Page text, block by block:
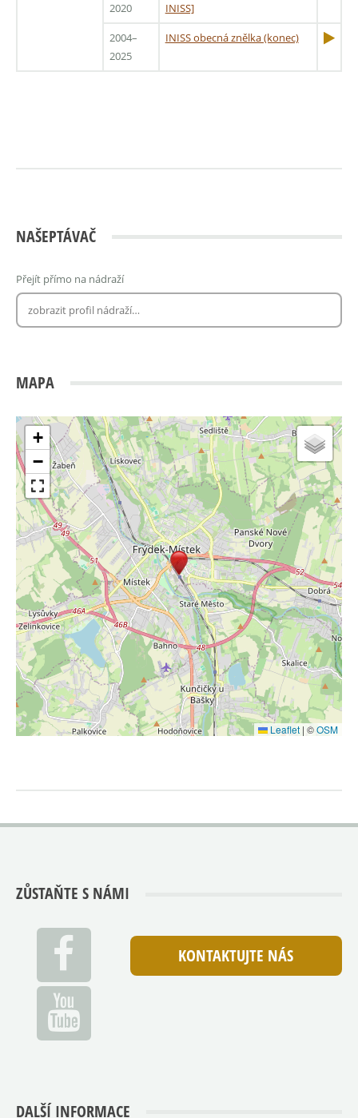
2020
INISS]
2004–
2025
INISS obecná znělka (konec)
NAŠEPTÁVAČ
Přejít přímo na nádraží
MAPA
+
−
Leaflet | ©OSM
ZŮSTAŇTE S NÁMI
KONTAKTUJTE NÁS
DALŠÍ INFORMACE